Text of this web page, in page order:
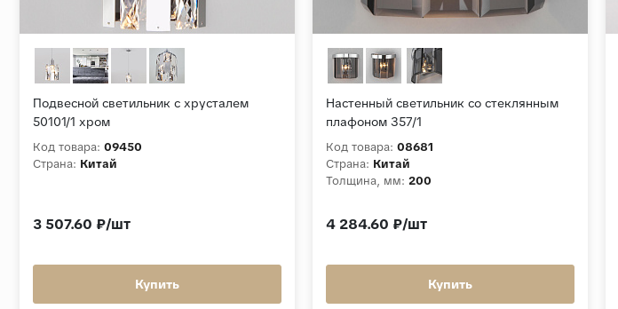
Подвесной светильник с хрусталем
50101/1 хром
Код товара: 09450
Страна: Китай
3 507.60 ₽/шт
Купить
Настенный светильник со стеклянным
плафоном 357/1
Код товара: 08681
Страна: Китай
Толщина, мм: 200
4 284.60 ₽/шт
Купить